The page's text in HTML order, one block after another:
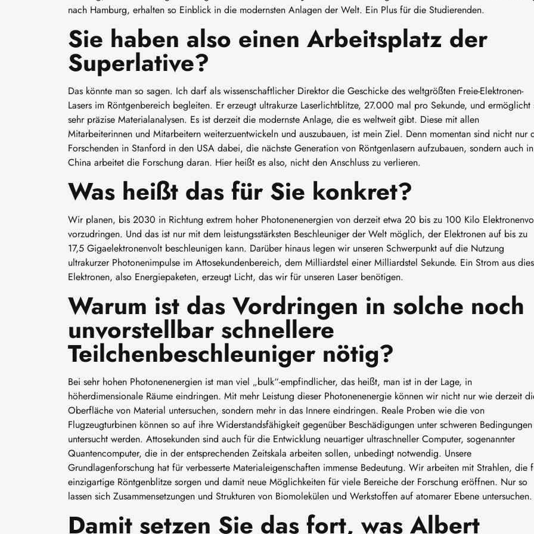
nach Hamburg, erhalten so Einblick in die modernsten Anlagen der Welt. Ein Plus für die Studierenden.
Sie haben also einen Arbeitsplatz der
Superlative?
Das könnte man so sagen. Ich darf als wissenschaftlicher Direktor die Geschicke des weltgrößten Freie-Elektronen-
Lasers im Röntgenbereich begleiten. Er erzeugt ultrakurze Laserlichtblitze, 27.000 mal pro Sekunde, und ermöglicht
sehr präzise Materialanalysen. Es ist derzeit die modernste Anlage, die es weltweit gibt. Diese mit allen
Mitarbeiterinnen und Mitarbeitern weiterzuentwickeln und auszubauen, ist mein Ziel. Denn momentan sind nicht nur
Forschenden in Stanford in den USA dabei, die nächste Generation von Röntgenlasern aufzubauen, sondern auch in
China arbeitet die Forschung daran. Hier heißt es also, nicht den Anschluss zu verlieren.
Was heißt das für Sie konkret?
Wir planen, bis 2030 in Richtung extrem hoher Photonenenergien von derzeit etwa 20 bis zu 100 Kilo
vorzudringen. Und das ist nur mit dem leistungsstärksten Beschleuniger der Welt möglich, der Elektronen auf bis zu
17,5 Gigaelektronenvolt beschleunigen kann. Darüber hinaus legen wir unseren Schwerpunkt auf die Nutzung
ultrakurzer Photonenimpulse im Attosekundenbereich, dem Milliardstel einer Milliardstel Sekunde. Ein Strom aus
Elektronen, also Energiepaketen, erzeugt Licht, das wir für unseren Laser benötigen.
Warum ist das Vordringen in solche noch
unvorstellbar schnellere
Teilchenbeschleuniger nötig?
Bei sehr hohen Photonenenergien ist man viel „bulk“-empfindlicher, das heißt, man ist in der Lage, in
höherdimensionale Räume eindringen. Mit mehr Leistung dieser Photonenenergie können wir nicht nur wie derzeit
Oberfläche von Material untersuchen, sondern mehr in das Innere eindringen. Reale Proben wie die von
Flugzeugturbinen können so auf ihre Widerstandsfähigkeit gegenüber Beschädigungen unter schweren Bedingungen
untersucht werden. Attosekunden sind auch für die Entwicklung neuartiger ultraschneller Computer, sogenannter
Quantencomputer, die in der entsprechenden Zeitskala arbeiten sollen, unbedingt notwendig. Unsere
Grundlagenforschung hat für verbesserte Materialeigenschaften immense Bedeutung. Wir arbeiten mit Strahlen, die
einzigartige Röntgenblitze sorgen und damit neue Möglichkeiten für viele Bereiche der Forschung eröffnen. Nur so
lassen sich Zusammensetzungen und Strukturen von Biomolekülen und Werkstoffen auf atomarer Ebene untersuchen.
Damit setzen Sie das fort, was Albert